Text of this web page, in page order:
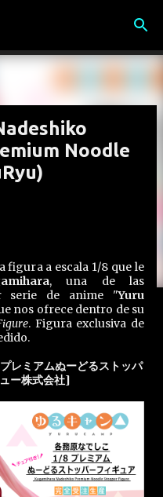
principal
Noodle
figura a escala 1/8 que le
, una de las
serie de anime "Yuru
nos ofrece dentro de su
. Figura exclusiva de
レミアムぬーどるストッパ
ー株式会社]